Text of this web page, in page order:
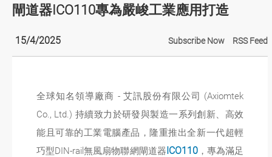
閘道器ICO110專為嚴峻工業應用打造
15/4/2025 Subscribe Now RSS Feed
全球知名領導廠商 - 艾訊股份有限公司 (Axiomtek
Co., Ltd.) 持續致力於研發與製造一系列創新、高效
能且可靠的工業電腦產品，隆重推出全新一代超輕
巧型DIN-rail無風扇物聯網閘道器 ICO110，專為滿足